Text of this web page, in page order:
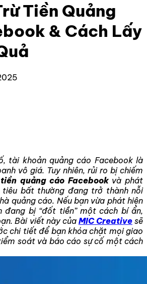
Tiền Quảng
& Cách Lấy
tài khoản quảng cáo Facebook là
vô giá. Tuy nhiên, rủi ro bị chiếm
quảng cáo Facebookvà phát
tiêu bất thường đang trở thành nỗi
quảng cáo. Nếu bạn vừa phát hiện
đang bị “đốt tiền” một cách bí ẩn,
Bài viết này của MIC Creativesẽ
chi tiết để bạn khóa chặt mọi giao
soát và báo cáo sự cố một cách